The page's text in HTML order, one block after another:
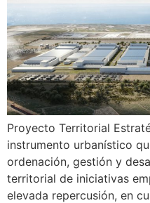
Proyecto Territorial
instrumento urbanístico
ordenación, gestión y
territorial de iniciativas
elevada repercusión, en